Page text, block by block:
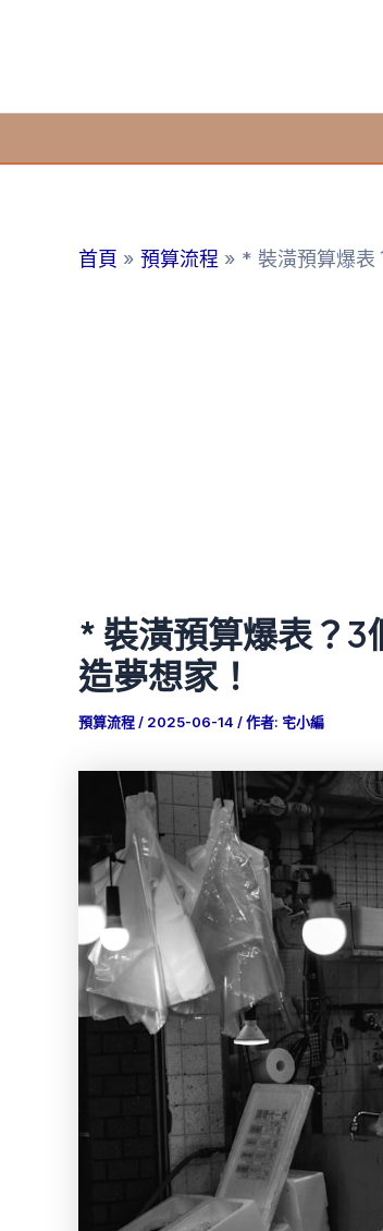
要
首頁 預算流程 * 裝潢預算爆表
* 裝潢預算爆表？3
造夢想家！
預算流程/ 2025-06-14 / 作者: 宅小編